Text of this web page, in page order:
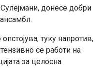
донесе добри
туку напротив,
се работи на
за целосна